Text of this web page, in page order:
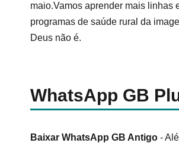
maio.Vamos aprender mais linhas
programas de saúde rural da
Deus não é.
WhatsApp GB
Baixar WhatsApp GB Antigo -